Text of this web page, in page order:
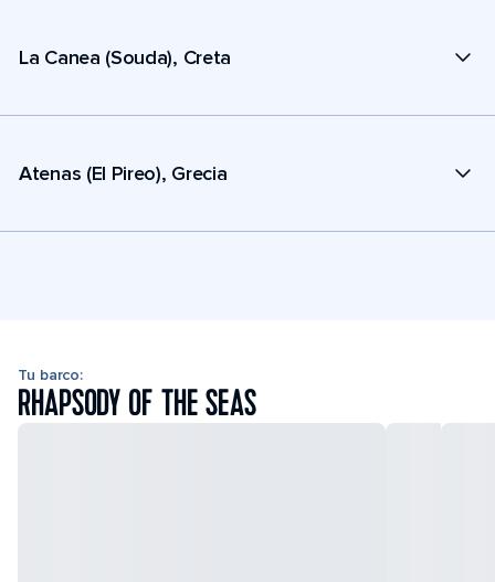
La Canea (Souda), Creta
Atenas (El Pireo), Grecia
Tu barco:
RHAPSODY OF THE SEAS